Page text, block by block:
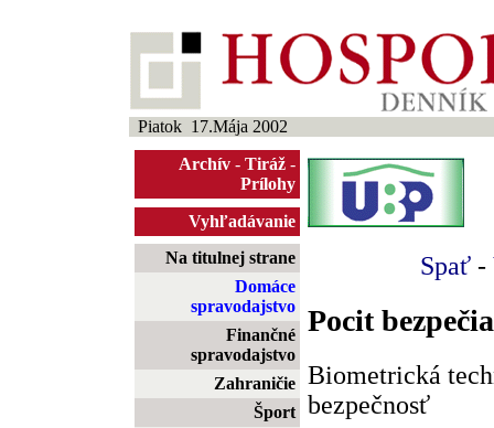
Piatok 17.Mája 2002
Archív - Tiráž -
Prílohy
Vyhľadávanie
Na titulnej strane
Domáce
spravodajstvo
Finančné
spravodajstvo
Zahraničie
Šport
Spať -
Pocit
Biometrická
bezpečnosť